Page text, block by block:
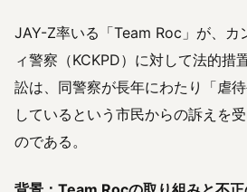
JAY-Z率いる「Team Roc」が、カ
ィ警察（KCKPD）に対して法的措
訟は、同警察が長年にわたり「虐
しているという市民からの訴えを
のである。